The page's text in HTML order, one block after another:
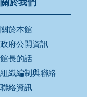
關於我們
關於本館
政府公開資訊
館長的話
組織編制與聯絡
聯絡資訊